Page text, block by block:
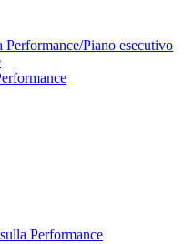
Performance/Piano esecutivo
Performance